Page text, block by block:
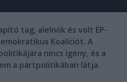
tag, alelnök és volt EP-
Koalíciót. A
nincs igény, és a
a pártpolitikában látja.